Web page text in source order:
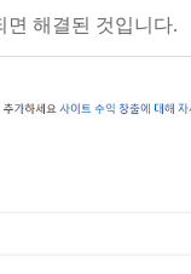
면 해결된 것입니다.